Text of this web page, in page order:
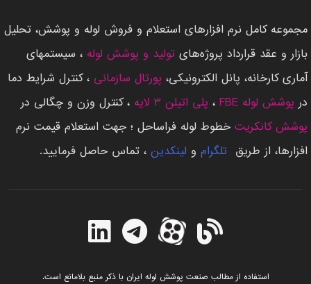
مجموعه کامل نرم افزارهای استعلام و فروش لوله و پوشش، تحلیل
بازار و عقد قرارداد پروژه‌های تولید و پوشش لوله ، سیستمهای
آماری کارخانه، پانل الکترونیکی، پورتال سازمانی ، کنترل شرایط دما
در پوشش لوله FBE ، پلی اتیلن ۳ لایه
، کنترل وزن و چگالی در
پوشش کانکریت خطوط لوله فراساحل ؛ جهت استعلام قیمت نرم
افزارها، از طریق ‌ تلگرام و لینکدین ، تماس حاصل فرمایید.
استفاده از مطالب صنعت پوشش لوله ایران با ذکر منبع بلامانع است.